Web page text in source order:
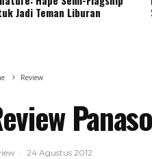
Jadi Teman Liburan
Review
· 24 Agustus 2012